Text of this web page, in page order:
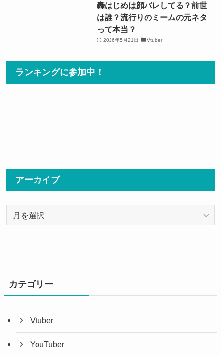
轟はじめは顔バレしてる？前世
は誰？流行りのミームの元ネタ
って本当？
2026年5月21日 Vtuber
ランキングに参加中！
アーカイブ
カテゴリー
Vtuber
YouTuber